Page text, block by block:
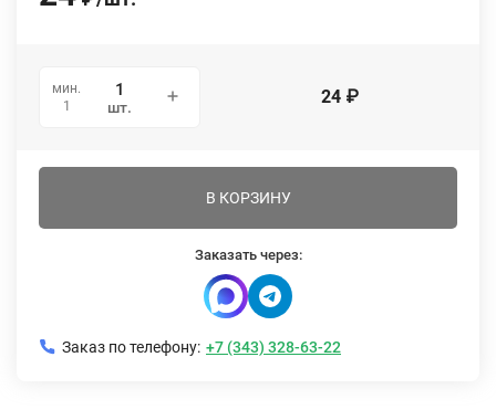
мин.
1
шт. 24 ₽
В КОРЗИНУ
Заказать через:
Заказ по телефону: +7 (343) 328-63-22